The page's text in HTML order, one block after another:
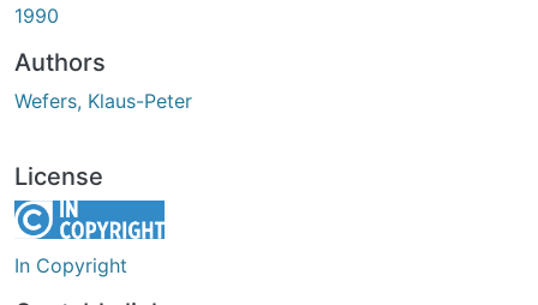
1990
Authors
Wefers, Klaus-Peter
License
In Copyright